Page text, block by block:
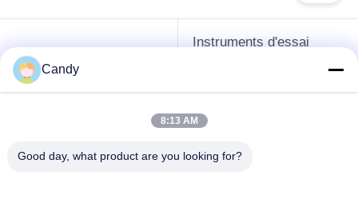
instruments de essai
de pétrole
Instruments d'essai
graisse
Équipement d'essai
d'huile de
Candy
8:13 AM
Good day, what product are you looking for?